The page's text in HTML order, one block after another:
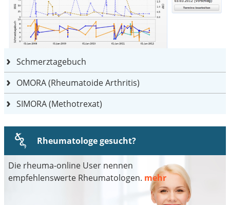
Schmerztagebuch
OMORA (Rheumatoide Arthritis)
SIMORA (Methotrexat)
Rheumatologe gesucht?
Die rheuma-online User nennen
empfehlenswerte Rheumatologen. mehr